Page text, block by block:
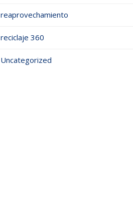
reaprovechamiento
reciclaje 360
Uncategorized